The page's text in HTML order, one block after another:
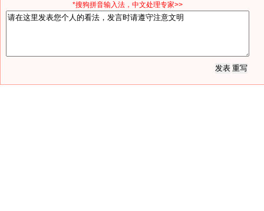
*搜狗拼音输入法，中文处理专家>>